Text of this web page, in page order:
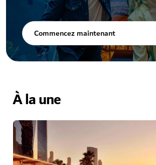
Commencez maintenant
À la une